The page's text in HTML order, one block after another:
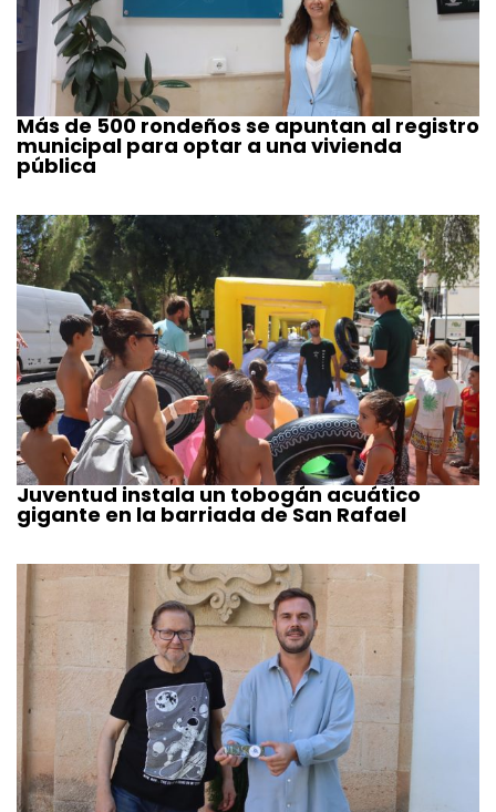
Más de 500 rondeños se apuntan al registro
municipal para optar a una vivienda
pública
Juventud instala un tobogán acuático
gigante en la barriada de San Rafael